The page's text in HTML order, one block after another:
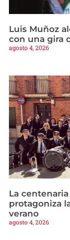
Luis Muñoz
con una gira
agosto 4, 2026
La
protagoniza
verano
agosto 4, 2026